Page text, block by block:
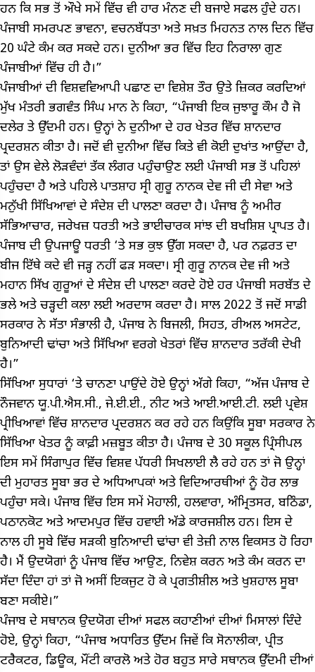
ਹਨ ਕਿ ਸਭ ਤੋਂ ਔਖੇ ਸਮੇਂ ਵਿੱਚ ਵੀ ਹਾਰ ਮੰਨਣ ਦੀ ਬਜਾਏ ਸਫਲ ਹੁੰਦੇ ਹਨ।
ਪੰਜਾਬੀ ਸਮਰਪਣ ਭਾਵਨਾ, ਵਚਨਬੱਧਤਾ ਅਤੇ ਸਖ਼ਤ ਮਿਹਨਤ ਨਾਲ ਦਿਨ ਵਿੱਚ
20 ਘੰਟੇ ਕੰਮ ਕਰ ਸਕਦੇ ਹਨ। ਦੁਨੀਆ ਭਰ ਵਿੱਚ ਇਹ ਨਿਰਾਲਾ ਗੁਣ
ਪੰਜਾਬੀਆਂ ਵਿੱਚ ਹੀ ਹੈ।”
ਪੰਜਾਬੀਆਂ ਦੀ ਵਿਸ਼ਵਵਿਆਪੀ ਪਛਾਣ ਦਾ ਵਿਸ਼ੇਸ਼ ਤੌਰ ਉਤੇ ਜ਼ਿਕਰ ਕਰਦਿਆਂ
ਮੁੱਖ ਮੰਤਰੀ ਭਗਵੰਤ ਸਿੰਘ ਮਾਨ ਨੇ ਕਿਹਾ, “ਪੰਜਾਬੀ ਇਕ ਜੁਝਾਰੂ ਕੌਮ ਹੈ ਜੋ
ਦਲੇਰ ਤੇ ਉੱਦਮੀ ਹਨ। ਉਨ੍ਹਾਂ ਨੇ ਦੁਨੀਆ ਦੇ ਹਰ ਖੇਤਰ ਵਿੱਚ ਸ਼ਾਨਦਾਰ
ਪ੍ਰਦਰਸ਼ਨ ਕੀਤਾ ਹੈ। ਜਦੋਂ ਵੀ ਦੁਨੀਆ ਵਿੱਚ ਕਿਤੇ ਵੀ ਕੋਈ ਦੁਖਾਂਤ ਆਉਂਦਾ ਹੈ,
ਤਾਂ ਉਸ ਵੇਲੇ ਲੋੜਵੰਦਾਂ ਤੱਕ ਲੰਗਰ ਪਹੁੰਚਾਉਣ ਲਈ ਪੰਜਾਬੀ ਸਭ ਤੋਂ ਪਹਿਲਾਂ
ਪਹੁੰਚਦਾ ਹੈ ਅਤੇ ਪਹਿਲੇ ਪਾਤਸ਼ਾਹ ਸ੍ਰੀ ਗੁਰੂ ਨਾਨਕ ਦੇਵ ਜੀ ਦੀ ਸੇਵਾ ਅਤੇ
ਮਨੁੱਖੀ ਸਿੱਖਿਆਵਾਂ ਦੇ ਸੰਦੇਸ਼ ਦੀ ਪਾਲਣਾ ਕਰਦਾ ਹੈ। ਪੰਜਾਬ ਨੂੰ ਅਮੀਰ
ਸੱਭਿਆਚਾਰ, ਜਰੇਖਜ਼ ਧਰਤੀ ਅਤੇ ਭਾਈਚਾਰਕ ਸਾਂਝ ਦੀ ਬਖਸ਼ਿਸ਼ ਪ੍ਰਾਪਤ ਹੈ।
ਪੰਜਾਬ ਦੀ ਉਪਜਾਊ ਧਰਤੀ ‘ਤੇ ਸਭ ਕੁਝ ਉੱਗ ਸਕਦਾ ਹੈ, ਪਰ ਨਫ਼ਰਤ ਦਾ
ਬੀਜ ਇੱਥੇ ਕਦੇ ਵੀ ਜੜ੍ਹ ਨਹੀਂ ਫੜ ਸਕਦਾ। ਸ੍ਰੀ ਗੁਰੂ ਨਾਨਕ ਦੇਵ ਜੀ ਅਤੇ
ਮਹਾਨ ਸਿੱਖ ਗੁਰੂਆਂ ਦੇ ਸੰਦੇਸ਼ ਦੀ ਪਾਲਣਾ ਕਰਦੇ ਹੋਏ ਹਰ ਪੰਜਾਬੀ ਸਰਬੱਤ ਦੇ
ਭਲੇ ਅਤੇ ਚੜ੍ਹਦੀ ਕਲਾ ਲਈ ਅਰਦਾਸ ਕਰਦਾ ਹੈ। ਸਾਲ 2022 ਤੋਂ ਜਦੋਂ ਸਾਡੀ
ਸਰਕਾਰ ਨੇ ਸੱਤਾ ਸੰਭਾਲੀ ਹੈ, ਪੰਜਾਬ ਨੇ ਬਿਜਲੀ, ਸਿਹਤ, ਰੀਅਲ ਅਸਟੇਟ,
ਬੁਨਿਆਦੀ ਢਾਂਚਾ ਅਤੇ ਸਿੱਖਿਆ ਵਰਗੇ ਖੇਤਰਾਂ ਵਿੱਚ ਸ਼ਾਨਦਾਰ ਤਰੱਕੀ ਦੇਖੀ
ਹੈ।”
ਸਿੱਖਿਆ ਸੁਧਾਰਾਂ ‘ਤੇ ਚਾਨਣਾ ਪਾਉਂਦੇ ਹੋਏ ਉਨ੍ਹਾਂ ਅੱਗੇ ਕਿਹਾ, “ਅੱਜ ਪੰਜਾਬ ਦੇ
ਨੌਜਵਾਨ ਯੂ.ਪੀ.ਐਸ.ਸੀ., ਜੇ.ਈ.ਈ., ਨੀਟ ਅਤੇ ਆਈ.ਆਈ.ਟੀ. ਲਈ ਪ੍ਰਵੇਸ਼
ਪ੍ਰੀਖਿਆਵਾਂ ਵਿੱਚ ਸ਼ਾਨਦਾਰ ਪ੍ਰਦਰਸ਼ਨ ਕਰ ਰਹੇ ਹਨ ਕਿਉਂਕਿ ਸੂਬਾ ਸਰਕਾਰ ਨੇ
ਸਿੱਖਿਆ ਖੇਤਰ ਨੂੰ ਕਾਫ਼ੀ ਮਜ਼ਬੂਤ ਕੀਤਾ ਹੈ। ਪੰਜਾਬ ਦੇ 30 ਸਕੂਲ ਪ੍ਰਿੰਸੀਪਲ
ਇਸ ਸਮੇਂ ਸਿੰਗਾਪੁਰ ਵਿੱਚ ਵਿਸ਼ਵ ਪੱਧਰੀ ਸਿਖਲਾਈ ਲੈ ਰਹੇ ਹਨ ਤਾਂ ਜੋ ਉਨ੍ਹਾਂ
ਦੀ ਮੁਹਾਰਤ ਸੂਬਾ ਭਰ ਦੇ ਅਧਿਆਪਕਾਂ ਅਤੇ ਵਿਦਿਆਰਥੀਆਂ ਨੂੰ ਹੋਰ ਲਾਭ
ਪਹੁੰਚਾ ਸਕੇ। ਪੰਜਾਬ ਵਿੱਚ ਇਸ ਸਮੇਂ ਮੋਹਾਲੀ, ਹਲਵਾਰਾ, ਅੰਮ੍ਰਿਤਸਰ, ਬਠਿੰਡਾ,
ਪਠਾਨਕੋਟ ਅਤੇ ਆਦਮਪੁਰ ਵਿੱਚ ਹਵਾਈ ਅੱਡੇ ਕਾਰਜਸ਼ੀਲ ਹਨ। ਇਸ ਦੇ
ਨਾਲ ਹੀ ਸੂਬੇ ਵਿੱਚ ਸੜਕੀ ਬੁਨਿਆਦੀ ਢਾਂਚਾ ਵੀ ਤੇਜ਼ੀ ਨਾਲ ਵਿਕਸਤ ਹੋ ਰਿਹਾ
ਹੈ। ਮੈਂ ਉਦਯੋਗਾਂ ਨੂੰ ਪੰਜਾਬ ਵਿੱਚ ਆਉਣ, ਨਿਵੇਸ਼ ਕਰਨ ਅਤੇ ਕੰਮ ਕਰਨ ਦਾ
ਸੱਦਾ ਦਿੰਦਾ ਹਾਂ ਤਾਂ ਜੋ ਅਸੀਂ ਇਕਜੁਟ ਹੋ ਕੇ ਪ੍ਰਗਤੀਸ਼ੀਲ ਅਤੇ ਖੁਸ਼ਹਾਲ ਸੂਬਾ
ਬਣਾ ਸਕੀਏ।”
ਪੰਜਾਬ ਦੇ ਸਥਾਨਕ ਉਦਯੋਗ ਦੀਆਂ ਸਫਲ ਕਹਾਣੀਆਂ ਦੀਆਂ ਮਿਸਾਲਾਂ ਦਿੰਦੇ
ਹੋਏ, ਉਨ੍ਹਾਂ ਕਿਹਾ, “ਪੰਜਾਬ ਅਧਾਰਿਤ ਉੱਦਮ ਜਿਵੇਂ ਕਿ ਸੋਨਾਲੀਕਾ, ਪ੍ਰੀਤ
ਟਰੈਕਟਰ, ਡਿਊਕ, ਮੌਂਟੀ ਕਾਰਲੋ ਅਤੇ ਹੋਰ ਬਹੁਤ ਸਾਰੇ ਸਥਾਨਕ ਉੱਦਮੀ ਦੀਆਂ